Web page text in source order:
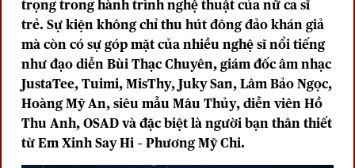
trọng trong hành trình nghệ thuật của nữ ca sĩ
trẻ. Sự kiện không chỉ thu hút đông đảo khán giả
mà còn có sự góp mặt của nhiều nghệ sĩ nổi tiếng
như đạo diễn Bùi Thạc Chuyên, giám đốc âm nhạc
JustaTee, Tuimi, MisThy, Juky San, Lâm Bảo Ngọc,
Hoàng Mỹ An, siêu mẫu Mâu Thủy, diễn viên Hồ
Thu Anh, OSAD và đặc biệt là người bạn thân thiết
từ Em Xinh Say Hi – Phương Mỹ Chi.